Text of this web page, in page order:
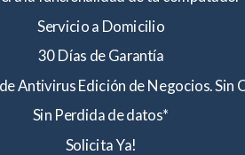
Servicio a Domicilio
30 Días de Garantía
Antivirus Edición de Negocios. Sin
Sin Perdida de datos*
Solicita Ya!